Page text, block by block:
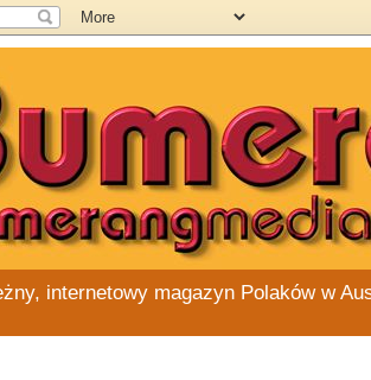
internetowy magazyn Polaków w